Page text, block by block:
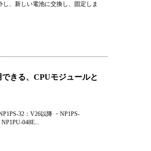
、新しい電池に交換し、固定しま
きる、CPUモジュールと
32：V26以降 ・NP1PS-
048E...